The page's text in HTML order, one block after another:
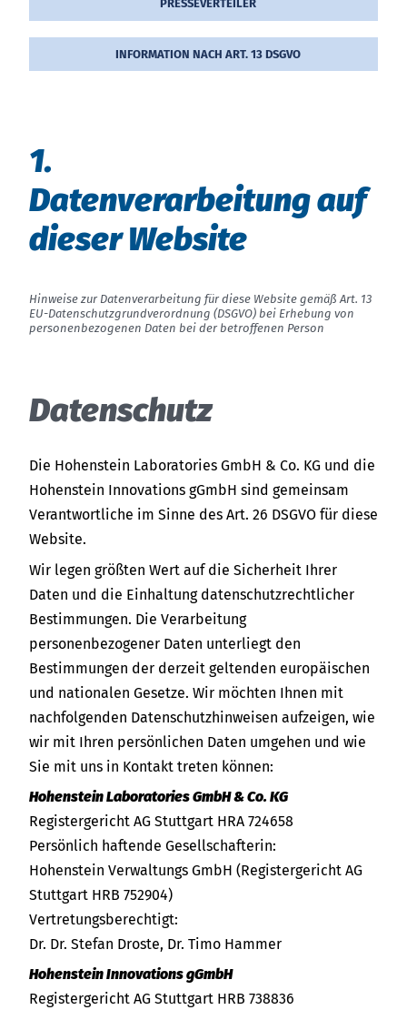
PRES­SE­VER­TEI­LER
INFORMATION NACH ART. 13 DSGVO
1.
Da­ten­ver­ar­bei­tung auf
die­ser Web­site
Hinweise zur Datenverarbeitung für diese Website gemäß Art. 13
EU-Datenschutzgrundverordnung (DSGVO) bei Erhebung von
personenbezogenen Daten bei der betroffenen Person
Datenschutz
Die Hohenstein Laboratories GmbH & Co. KG und die
Hohenstein Innovations gGmbH sind gemeinsam
Verantwortliche im Sinne des Art. 26 DSGVO für diese
Website.
Wir legen größten Wert auf die Sicherheit Ihrer
Daten und die Einhaltung datenschutzrechtlicher
Bestimmungen. Die Verarbeitung
personenbezogener Daten unterliegt den
Bestimmungen der derzeit geltenden europäischen
und nationalen Gesetze. Wir möchten Ihnen mit
nachfolgenden Datenschutzhinweisen aufzeigen, wie
wir mit Ihren persönlichen Daten umgehen und wie
Sie mit uns in Kontakt treten können:
Hohenstein Laboratories GmbH & Co. KG
Registergericht AG Stuttgart HRA 724658
Persönlich haftende Gesellschafterin:
Hohenstein Verwaltungs GmbH (Registergericht AG
Stuttgart HRB 752904)
Vertretungsberechtigt:
Dr. Dr. Stefan Droste, Dr. Timo Hammer
Hohenstein Innovations gGmbH
Registergericht AG Stuttgart HRB 738836